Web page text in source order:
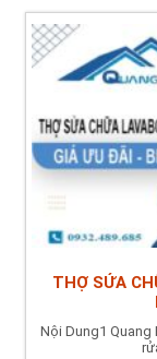
THỢ SỬA
Nội Dung1